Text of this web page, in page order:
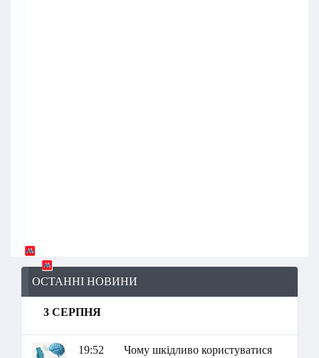
ОСТАННІ НОВИНИ
3 СЕРПНЯ
19:52
Чому шкідливо користуватися